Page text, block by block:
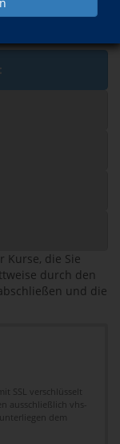
Kurse, die Sie
durch den
und die
SSL verschlüsselt
ausschließlich vhs-
dem